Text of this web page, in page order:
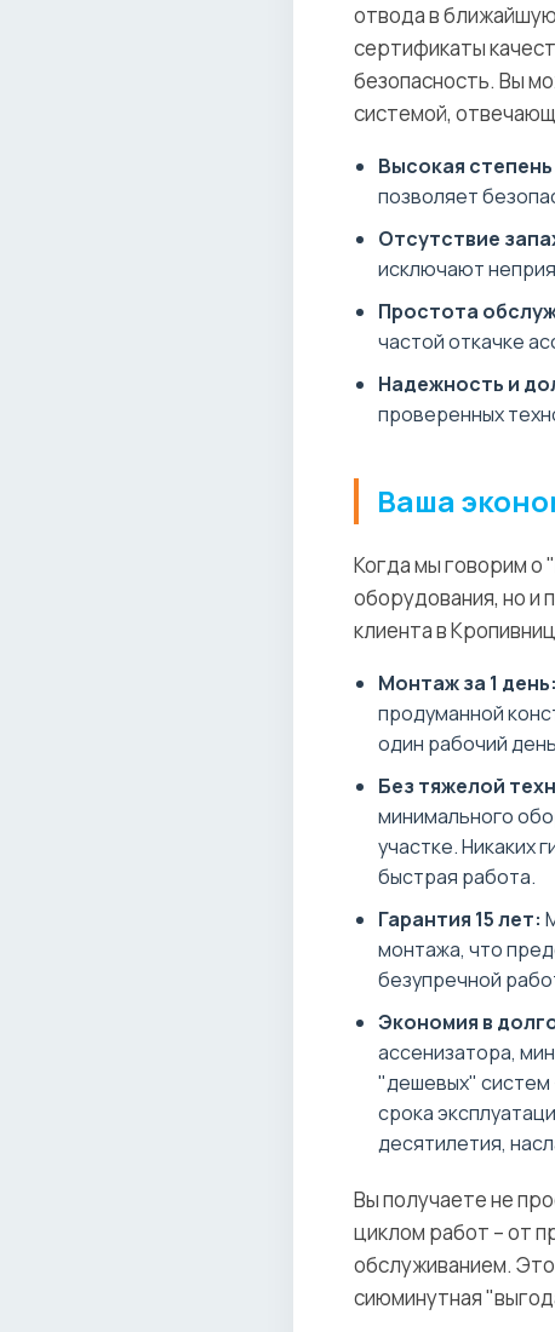
отвода в
сертификаты
безопасность. Вы
системой,
Высокая
позволяет
Отсутствие
исключают
Простота
частой откачке
Надежность и
проверенных
Ваша
Когда мы говорим о
оборудования, но и
клиента в
Монтаж за 1 день:
продуманной
один рабочий
Без тяжелой
минимального
участке. Никаких
быстрая работа.
Гарантия 15 лет:
монтажа, что
безупречной
Экономия в
ассенизатора,
"дешевых" систем
срока
десятилетия,
Вы получаете не
циклом работ – от
обслуживанием.
сиюминутная